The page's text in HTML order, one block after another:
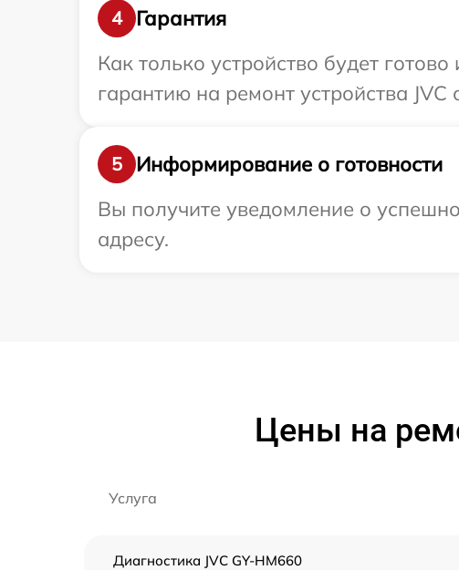
4
Гарантия
Как только устройство будет
гарантию на ремонт устройства
5
Информирование о готовности
Вы получите уведомление о
адресу.
Цены на
Услуга
Диагностика JVC GY-HM660